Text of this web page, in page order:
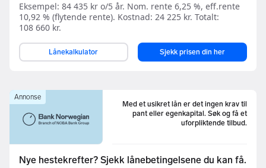
Eksempel: 84 435 kr o/5 år. Nom. rente 6,25 %, eff.rente
10,92 % (flytende rente). Kostnad: 24 225 kr. Totalt:
108 660 kr.
Lånekalkulator Sjekk prisen din her
Annonse
Med et usikret lån er det ingen krav til
pant eller egenkapital. Søk og få et
uforpliktende tilbud.
Nye hestekrefter? Sjekk lånebetingelsene du kan få.